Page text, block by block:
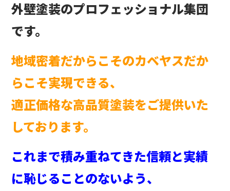
外壁塗装のプロフェッショナル集団
です。
地域密着だからこそのカベヤスだか
らこそ実現できる、
適正価格な高品質塗装をご提供いた
しております。
これまで積み重ねてきた信頼と実績
に恥じることのないよう、